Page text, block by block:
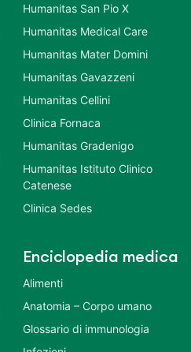
Humanitas San Pio X
Humanitas Medical Care
Humanitas Mater Domini
Humanitas Gavazzeni
Humanitas Cellini
Clinica Fornaca
Humanitas Gradenigo
Humanitas Istituto Clinico
Catenese
Clinica Sedes
Enciclopedia medica
Alimenti
Anatomia – Corpo umano
Glossario di immunologia